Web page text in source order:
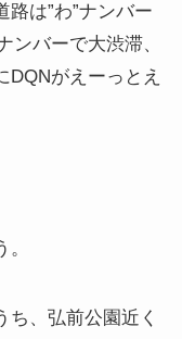
は”わ”ナンバー
ンバーで大渋滞、
DQNがえーっとえ
ち、弘前公園近く